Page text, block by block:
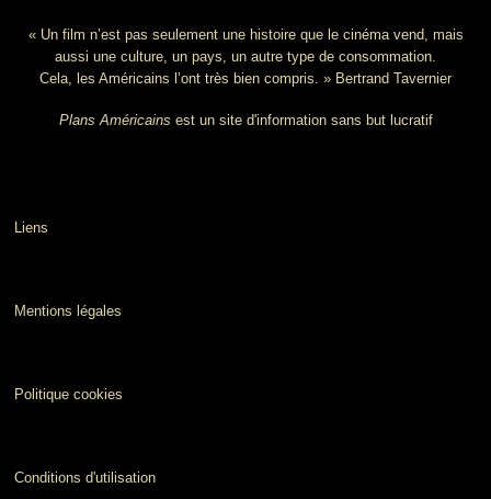
« Un film n’est pas seulement une histoire que le cinéma vend, mais
aussi une culture, un pays, un autre type de consommation.
Cela, les Américains l’ont très bien compris. » Bertrand Tavernier
Plans Américains est un site d'information sans but lucratif
Liens
Mentions légales
Politique cookies
Conditions d'utilisation